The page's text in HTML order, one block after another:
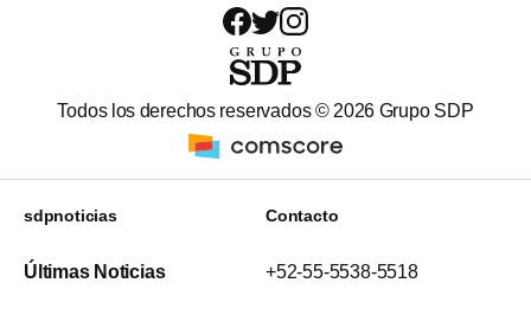
Todos los derechos reservados © 2026 Grupo SDP
sdpnoticias
Últimas Noticias
Contacto
+52-55-5538-5518